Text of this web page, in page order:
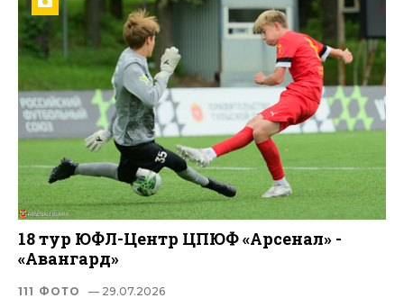
18 тур ЮФЛ-Центр ЦПЮФ «Арсенал» -
«Авангард»
111 ФОТО — 29.07.2026